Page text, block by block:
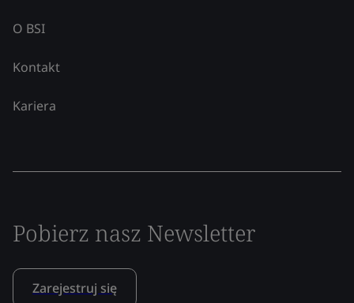
O BSI
Kontakt
Kariera
Pobierz nasz Newsletter
Zarejestruj się